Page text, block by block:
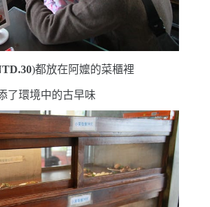
)都放在阿嬤的菜櫃裡
了環境中的古早味